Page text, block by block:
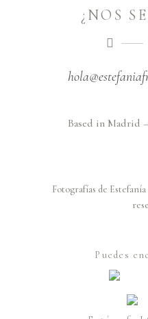
¿NOS
Based in Madrid
Fotografías de
Puedes